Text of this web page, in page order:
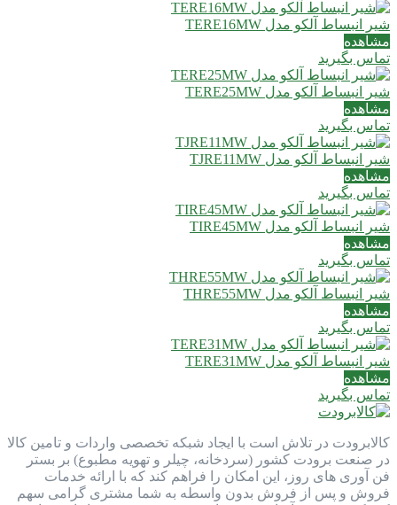
شیر انبساط آلکو مدل TERE16MW
مشاهده
تماس بگیرید
شیر انبساط آلکو مدل TERE25MW
مشاهده
تماس بگیرید
شیر انبساط آلکو مدل TJRE11MW
مشاهده
تماس بگیرید
شیر انبساط آلکو مدل TIRE45MW
مشاهده
تماس بگیرید
شیر انبساط آلکو مدل THRE55MW
مشاهده
تماس بگیرید
شیر انبساط آلکو مدل TERE31MW
مشاهده
تماس بگیرید
کالابرودت در تلاش است با ایجاد شبکه تخصصی واردات و تامین کالا
در صنعت برودت کشور (سردخانه، چیلر و تهویه مطبوع) بر بستر
فن آوری های روز، این امکان را فراهم کند که با ارائه خدمات
فروش و پس از فروش بدون واسطه به شما مشتری گرامی سهم